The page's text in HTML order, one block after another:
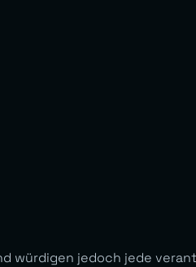
würdigen jedoch jede